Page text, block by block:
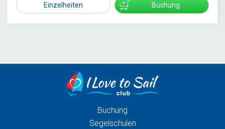
Einzelheiten Buchung
Buchung
Segelschulen